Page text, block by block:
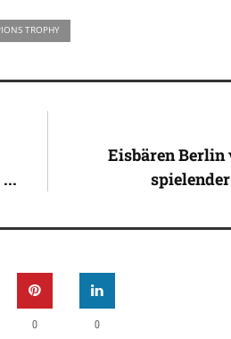
TROPHY
Eisbären Berlin
0 0